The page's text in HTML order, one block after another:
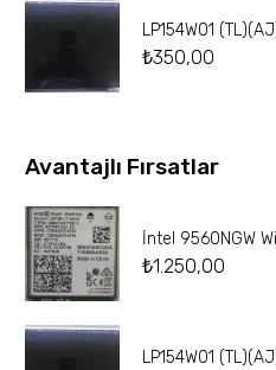
LP154W01
₺350,00
Avantajlı Fırsatlar
İntel 9560NGW
₺1.250,00
LP154W01